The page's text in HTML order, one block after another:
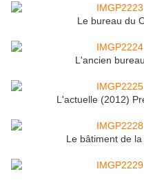
Le bureau du
L'ancien
L'actuelle (2012)
Le bâtiment de